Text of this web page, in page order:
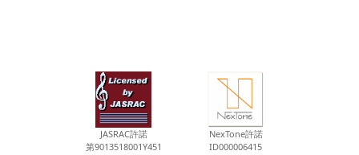
JASRAC許諾
第9013518001Y451
NexTone許諾
ID000006415